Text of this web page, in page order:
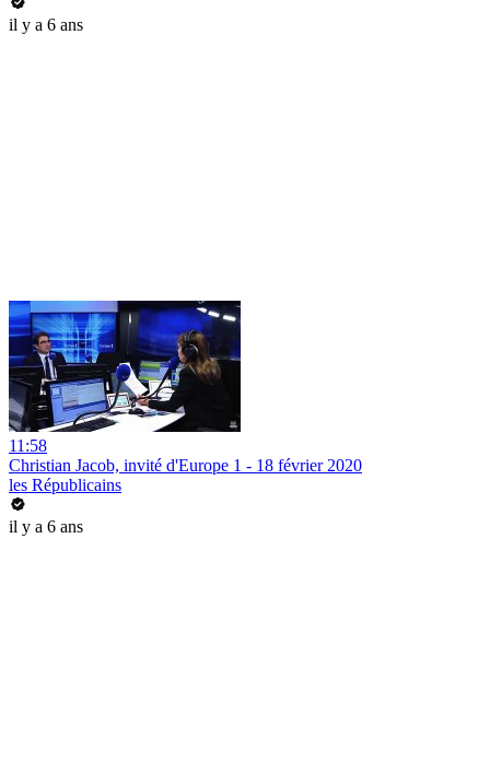
il y a 6 ans
11:58
Christian Jacob, invité d'Europe 1 - 18 février 2020
les Républicains
il y a 6 ans